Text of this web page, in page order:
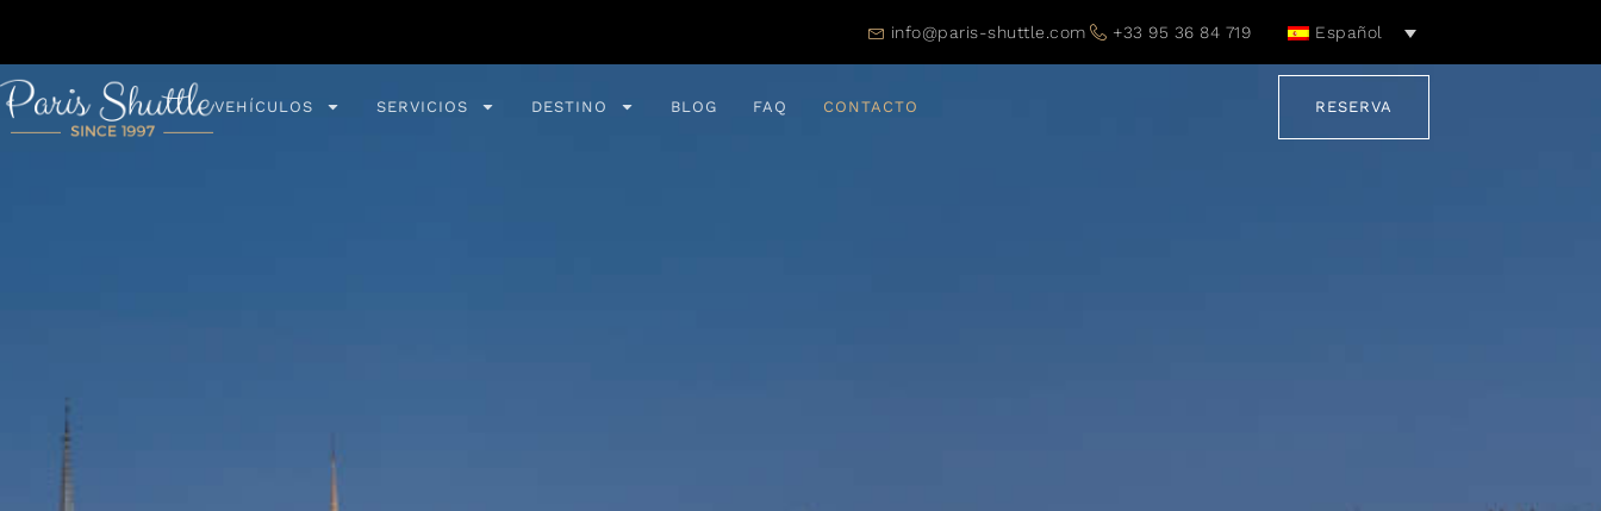
info@paris-shuttle.com +33 95 36 84 719 Español
VEHÍCULOS SERVICIOS DESTINO BLOG FAQ CONTACTO RESERVA